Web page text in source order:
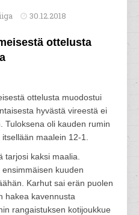
30.12.2018
ottelusta
ottelusta muodostui
hyvästä vireestä ei
Tuloksena oli kauden rumin
maalein 12-1.
tarjosi kaksi maalia.
kuuden
Karhut sai erän puolen
hakea kavennusta
rangaistuksen kotijoukkue